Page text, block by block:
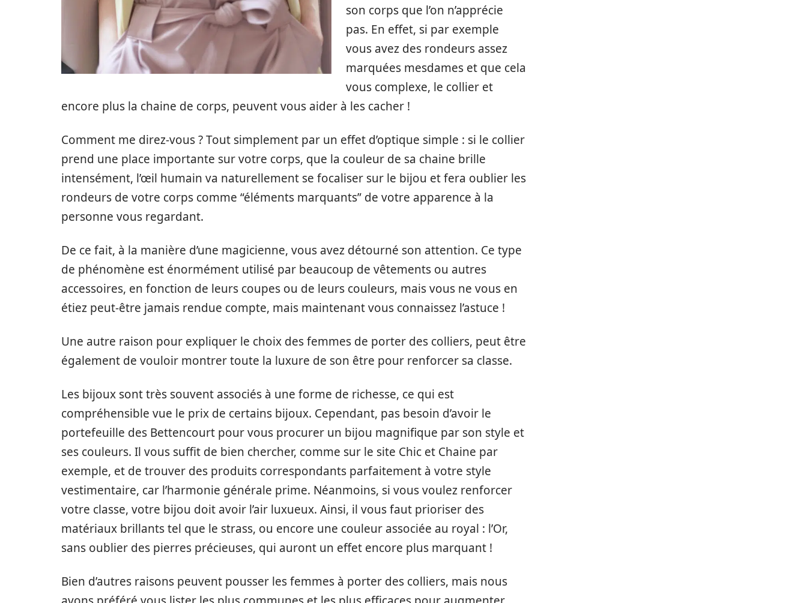
son corps que l’on n’apprécie
pas. En effet, si par exemple
vous avez des rondeurs assez
marquées mesdames et que cela
vous complexe, le collier et
encore plus la chaine de corps, peuvent vous aider à les cacher !
Comment me direz-vous ? Tout simplement par un effet d’optique simple : si le collier
prend une place importante sur votre corps, que la couleur de sa chaine brille
intensément, l’œil humain va naturellement se focaliser sur le bijou et fera oublier les
rondeurs de votre corps comme “éléments marquants” de votre apparence à la
personne vous regardant.
De ce fait, à la manière d’une magicienne, vous avez détourné son attention. Ce type
de phénomène est énormément utilisé par beaucoup de vêtements ou autres
accessoires, en fonction de leurs coupes ou de leurs couleurs, mais vous ne vous en
étiez peut-être jamais rendue compte, mais maintenant vous connaissez l’astuce !
Une autre raison pour expliquer le choix des femmes de porter des colliers, peut être
également de vouloir montrer toute la luxure de son être pour renforcer sa classe.
Les bijoux sont très souvent associés à une forme de richesse, ce qui est
compréhensible vue le prix de certains bijoux. Cependant, pas besoin d’avoir le
portefeuille des Bettencourt pour vous procurer un bijou magnifique par son style et
ses couleurs. Il vous suffit de bien chercher, comme sur le site Chic et Chaine par
exemple, et de trouver des produits correspondants parfaitement à votre style
vestimentaire, car l’harmonie générale prime. Néanmoins, si vous voulez renforcer
votre classe, votre bijou doit avoir l’air luxueux. Ainsi, il vous faut prioriser des
matériaux brillants tel que le strass, ou encore une couleur associée au royal : l’Or,
sans oublier des pierres précieuses, qui auront un effet encore plus marquant !
Bien d’autres raisons peuvent pousser les femmes à porter des colliers, mais nous